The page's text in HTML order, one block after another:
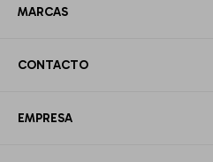
MARCAS
CONTACTO
EMPRESA